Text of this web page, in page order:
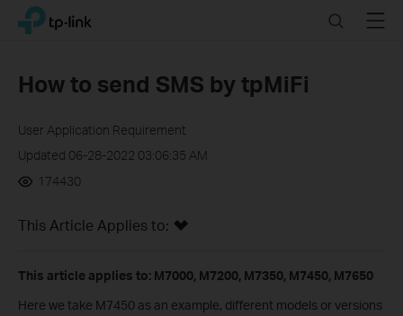
Click
navigation
TP-Link, Reliably Smart SearchMenu
How to send SMS by tpMiFi
User Application Requirement
Updated 06-28-2022 03:06:35 AM
174430
This Article Applies to:
This article applies to: M7000, M7200, M7350, M7450, M7650
Here we take M7450 as an example, different models or versions